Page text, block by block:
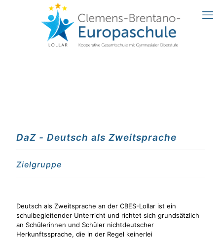
DaZ - Deutsch als Zweitsprache
Zielgruppe
Deutsch als Zweitsprache an der CBES-Lollar ist ein
schulbegleitender Unterricht und richtet sich grundsätzlich
an Schülerinnen und Schüler nichtdeutscher
Herkunftssprache, die in der Regel keinerlei